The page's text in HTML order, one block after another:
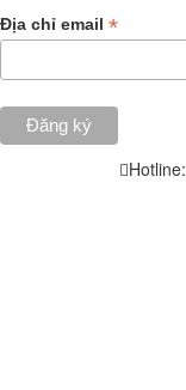
Địa chỉ email *
Hotline: